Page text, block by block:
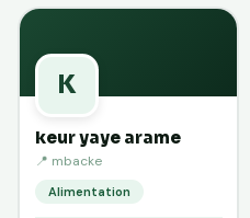
K
keur yaye arame
📍 mbacke
Alimentation